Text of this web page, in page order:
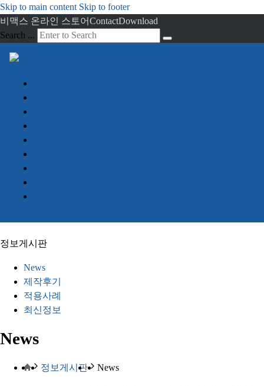
Skip to main content Skip to footer
비맥스 온라인 스토어ContactDownload
Search ...
정보게시판
News
제작후기
적용사례
최신정보
News
정보게시판 News